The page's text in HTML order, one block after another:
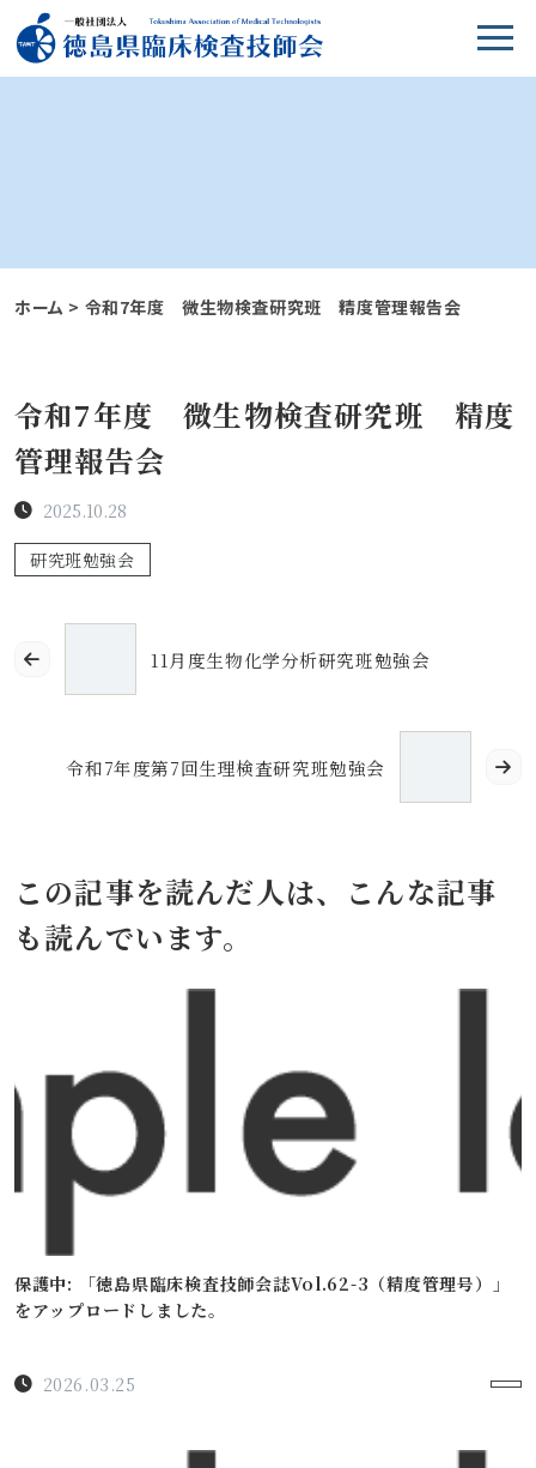
ホーム > 令和7年度 微生物検査研究班 精度管理報告会
令和7年度 微生物検査研究班 精度
管理報告会
2025.10.28
研究班勉強会
11月度生物化学分析研究班勉強会
令和7年度第7回生理検査研究班勉強会
この記事を読んだ人は、こんな記事
も読んでいます。
保護中: 「徳島県臨床検査技師会誌Vol.62-3（精度管理号）」
をアップロードしました。
2026.03.25